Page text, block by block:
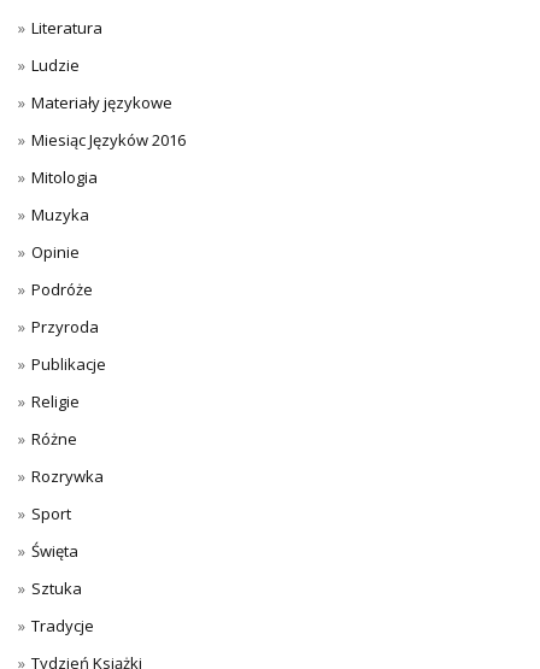
Literatura
Ludzie
Materiały językowe
Miesiąc Języków 2016
Mitologia
Muzyka
Opinie
Podróże
Przyroda
Publikacje
Religie
Różne
Rozrywka
Sport
Święta
Sztuka
Tradycje
Tydzień Książki